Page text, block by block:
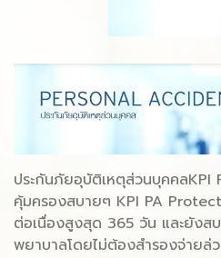
ประกันภัยอุบัติเหตุส่วนบุคคลKPI
คุ้มครองสบายๆ KPI PA
ต่อเนื่องสูงสุด 365 วัน และยังส
พยาบาลโดยไม่ต้องสำรองจ่ายล่